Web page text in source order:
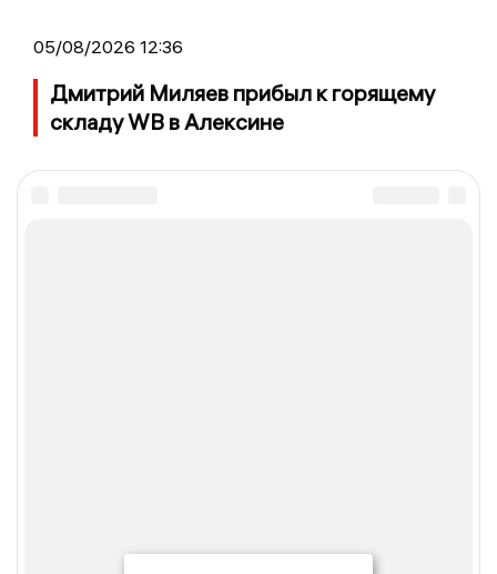
05/08/2026 12:36
Дмитрий Миляев прибыл к горящему
складу WB в Алексине